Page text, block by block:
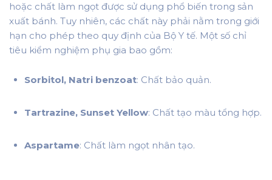
hoặc chất làm ngọt được sử dụng phổ biến trong sản
xuất bánh. Tuy nhiên, các chất này phải nằm trong giới
hạn cho phép theo quy định của Bộ Y tế. Một số chỉ
tiêu kiểm nghiệm phụ gia bao gồm:
Sorbitol, Natri benzoat: Chất bảo quản.
Tartrazine, Sunset Yellow: Chất tạo màu tổng hợp.
Aspartame: Chất làm ngọt nhân tạo.